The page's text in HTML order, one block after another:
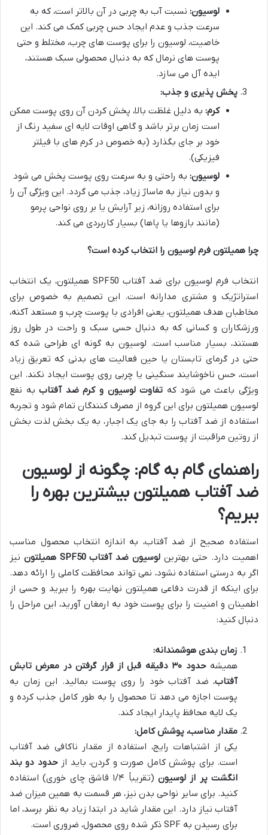
لوسیون: نسبت آب به چربی در آن بالاتر است، که به
سرعت جذب و عدم ایجاد حس چربی کمک می کند. این
خاصیت، لوسیون را برای پوست های چرب، مختلط و حتی
پوست های نرمال که به دنبال محصولی سبک هستند،
ایده آل می سازد.
پخش پذیری و جذب:
کرم: به دلیل غلظت بالا، پخش کردن آن روی پوست ممکن
است زمان برتر باشد و گاهی اوقات لایه ای سفید رنگ از
خود بر جای بگذارد (به خصوص در کرم های با فیلتر
فیزیکی).
لوسیون: به راحتی و به سرعت روی پوست پخش می شود
و بدون نیاز به ماساژ زیاد، جذب می گردد. این ویژگی آن را
برای استفاده روزانه، زیر آرایش یا بر روی نواحی پرمو
(مانند بازوها یا پاها) بسیار کاربردی می کند.
چرا همیلتون فرم لوسیون را انتخاب کرده است؟
انتخاب فرم لوسیون برای ضد آفتاب SPF50 همیلتون، یک انتخاب
استراتژیک و مشتری مدارانه است. این تصمیم به خصوص برای
مخاطبان هدف همیلتون، یعنی افرادی با پوست چرب و مستعد آکنه،
ورزشکاران و کسانی که به دنبال حسی سبک و راحت در طول روز
هستند، بسیار مناسب است. لوسیون به گونه ای طراحی شده که
حتی در گرمای تابستان یا حین فعالیت های بدنی که تعریق زیاد
است، حس ناخوشایند سنگینی یا چربی روی پوست ایجاد نکند. این
ویژگی باعث می شود که تفاوت لوسیون و کرم ضد آفتاببه نفع
لوسیون همیلتون برای این گروه از مصرف کنندگان تمام شود و تجربه
استفاده از ضد آفتاب را به جای یک اجبار، به یک بخش لذت بخش
از روتین مراقبت از پوست تبدیل کند.
راهنمای گام به گام: چگونه از لوسیون
ضد آفتاب همیلتون بیشترین بهره را
ببریم؟
استفاده صحیح از ضد آفتاب، به اندازه انتخاب محصول مناسب
اهمیت دارد. حتی بهترینلوسیون ضد آفتاب SPF50 همیلتون
نیز
اگر به درستی استفاده نشود، نمی تواند محافظت کاملی را ارائه دهد.
برای اینکه از قدرت دفاعی همیلتون نهایت بهره را ببرید و حسی از
اطمینان و امنیت را برای پوست خود به ارمغان آورید، این مراحل را
دنبال کنید:
زمان بندی هوشمندانه:
همیشه
حدود ۳۰ دقیقه قبل از قرار گرفتن در معرض تابش
آفتاب، ضد آفتاب خود را روی پوست بمالید. این زمان به
پوست اجازه می دهد تا محصول را به طور کامل جذب کرده و
یک لایه محافظ پایدار ایجاد کند.
مقدار مناسب، پوشش کامل:
یکی از اشتباهات رایج، استفاده از مقدار ناکافی ضد آفتاب
است. برای پوشش کامل صورت و گردن، باید ازحدود دو بند
انگشت پر از لوسیون
(تقریباً ۱/۴ قاشق چای خوری) استفاده
کنید. برای سایر نواحی بدن نیز، هر قسمت به همین میزان ضد
آفتاب نیاز دارد. این مقدار شاید در ابتدا زیاد به نظر برسد، اما
برای رسیدن به SPF ذکر شده روی محصول، ضروری است.